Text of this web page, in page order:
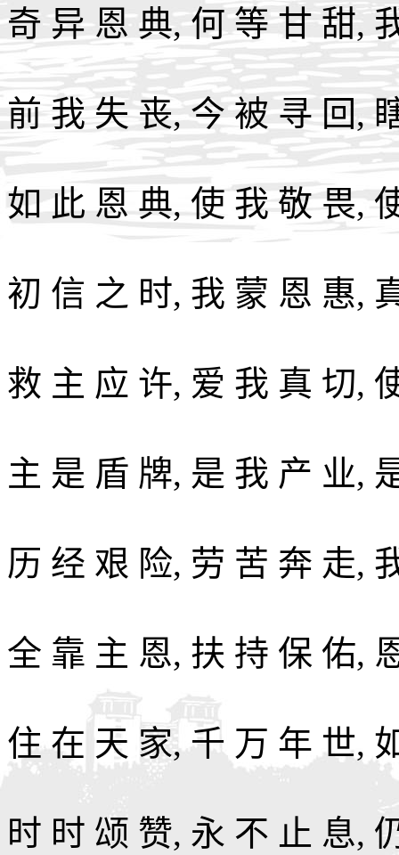
奇 异 恩 典, 何 等 甘 甜,
前 我 失 丧, 今 被 寻 回,
如 此 恩 典, 使 我 敬 畏,
初 信 之 时, 我 蒙 恩 惠,
救 主 应 许, 爱 我 真 切,
主 是 盾 牌, 是 我 产 业,
历 经 艰 险, 劳 苦 奔 走,
全 靠 主 恩, 扶 持 保 佑,
住 在 天 家, 千 万 年 世,
时 时 颂 赞, 永 不 止 息,